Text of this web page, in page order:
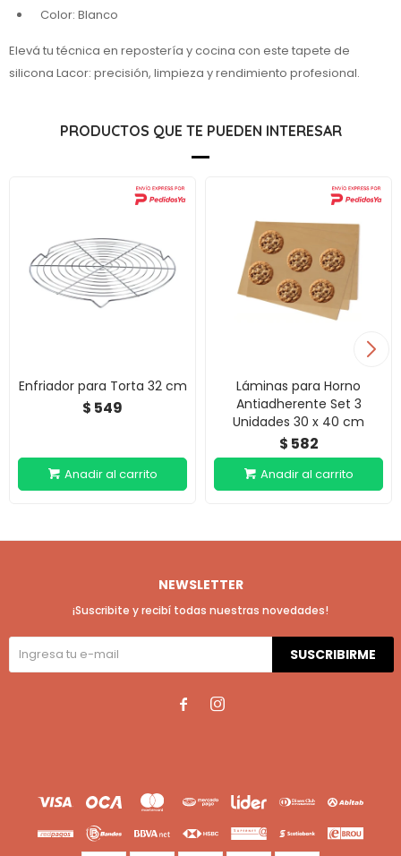
Color: Blanco
Elevá tu técnica en repostería y cocina con este tapete de
silicona Lacor: precisión, limpieza y rendimiento profesional.
PRODUCTOS QUE TE PUEDEN INTERESAR
Enfriador para Torta 32 cm
$ 549
Láminas para Horno
Antiadherente Set 3
Unidades 30 x 40 cm
$ 582
NEWSLETTER
¡Suscribite y recibí todas nuestras novedades!
SUSCRIBIRME
 